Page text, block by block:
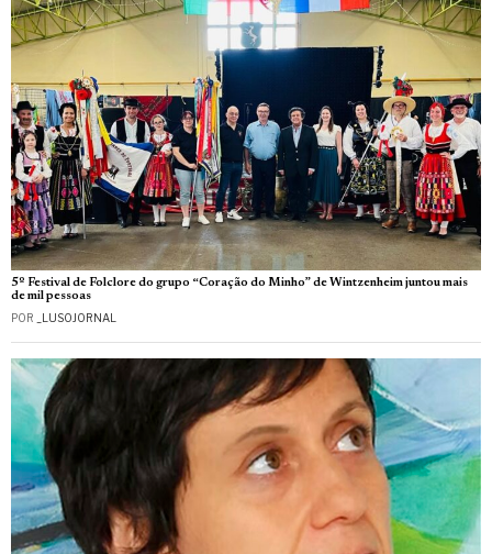
5º Festival de Folclore do grupo “Coração do Minho” de Wintzenheim juntou mais
de mil pessoas
POR _LUSOJORNAL